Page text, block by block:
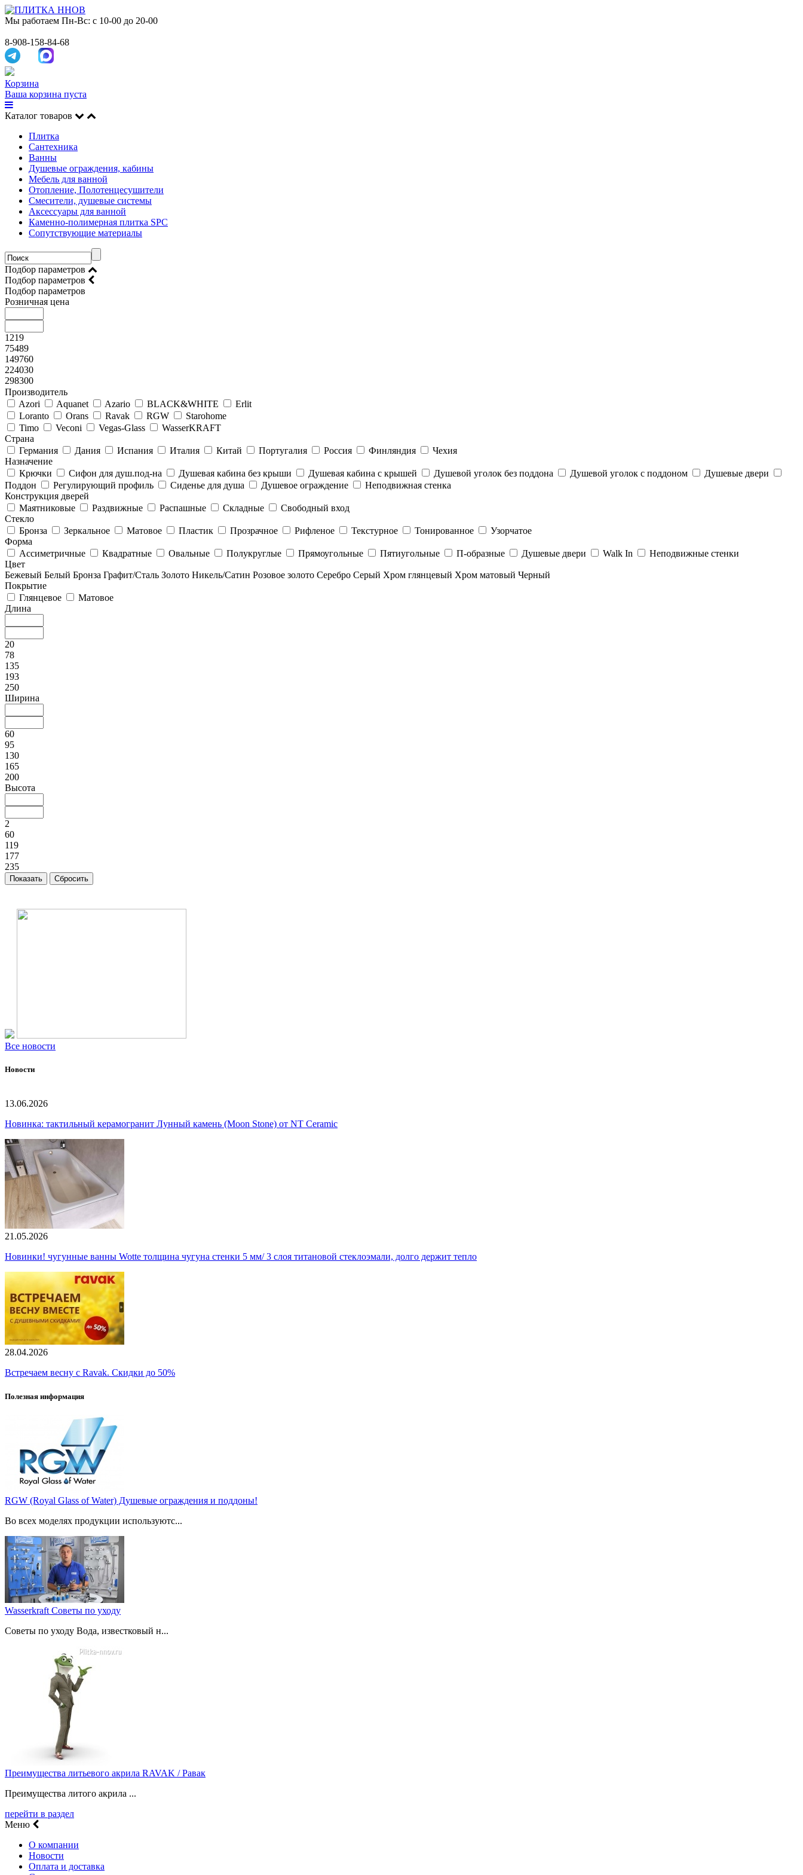
Мы работаем Пн-Вс: с 10-00 до 20-00
8-908-158-84-68
Корзина
Ваша корзина пуста
Каталог товаров
Плитка
Сантехника
Ванны
Душевые ограждения, кабины
Мебель для ванной
Отопление, Полотенцесушители
Смесители, душевые системы
Аксессуары для ванной
Каменно-полимерная плитка SPC
Сопутствующие материалы
Подбор параметров
Подбор параметров
Подбор параметров
Розничная цена
1219
75489
149760
224030
298300
Производитель
Azori
Aquanet Azario BLACK&WHITE
Erlit
Loranto
Orans Ravak RGW
Starohome
Timo
Veconi Vegas-Glass
WasserKRAFT
Страна
Германия
Дания Испания Италия Китай Португалия Россия Финляндия
Чехия
Назначение
Крючки
Сифон для душ.под-на Душевая кабина без крыши Душевая кабина с крышей Душевой уголок без поддона Душевой уголок с поддоном
Душевые двери
Поддон
Регулирующий профиль Сиденье для душа Душевое ограждение
Неподвижная стенка
Конструкция дверей
Маятниковые
Раздвижные Распашные Складные
Свободный вход
Стекло
Бронза
Зеркальное Матовое Пластик Прозрачное Рифленое Текстурное Тонированное
Узорчатое
Форма
Ассиметричные
Квадратные Овальные Полукруглые Прямоугольные Пятиугольные П-образные Душевые двери Walk In
Неподвижные стенки
Цвет
Бежевый Белый Бронза Графит/Сталь Золото Никель/Сатин Розовое золото Серебро Серый Хром глянцевый Хром матовый Черный
Покрытие
Глянцевое
Матовое
Длина
20
78
135
193
250
Ширина
60
95
130
165
200
Высота
2
60
119
177
235
Все новости
Новости
13.06.2026
Новинка: тактильный керамогранит Лунный камень (Moon Stone) от NT Ceramic
21.05.2026
Новинки! чугунные ванны Wotte толщина чугуна стенки 5 мм/ 3 слоя титановой стеклоэмали, долго держит тепло
28.04.2026
Встречаем весну с Ravak. Скидки до 50%
Полезная информация
RGW (Royal Glass of Water) Душевые ограждения и поддоны!
Во всех моделях продукции используютс...
Wasserkraft Советы по уходу
Советы по уходу Вода, известковый н...
Преимущества литьевого акрила RAVAK / Равак
Преимущества литого акрила ...
перейти в раздел
Меню
О компании
Новости
Оплата и доставка